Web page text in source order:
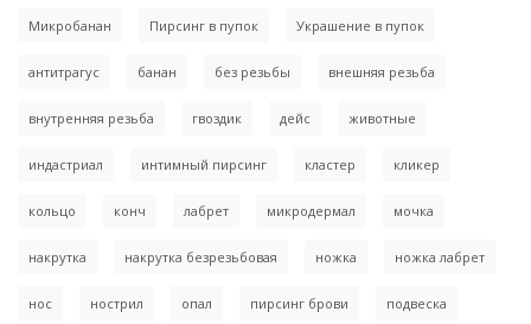
Микробанан Пирсинг в пупок Украшение в пупок
антитрагус банан без резьбы внешняя резьба
внутренняя резьба гвоздик дейс животные
индастриал интимный пирсинг кластер кликер
кольцо конч лабрет микродермал мочка
накрутка накрутка безрезьбовая ножка ножка лабрет
нос нострил опал пирсинг брови подвеска